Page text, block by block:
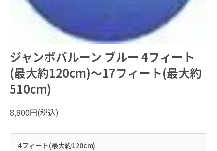
ジャンボバルーン ブルー 4フィート
(最大約120cm)～17フィート(最大約
510cm)
8,800円(税込)
4フィート(最大約120cm)